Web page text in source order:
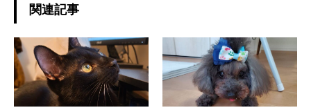
関連記事